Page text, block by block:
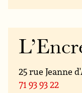
25 rue Jeanne
71 93 93 22